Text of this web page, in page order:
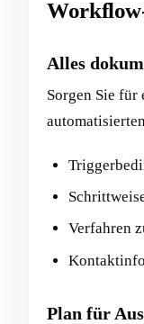
Alles
Sorgen Sie
Verfahren
Plan für